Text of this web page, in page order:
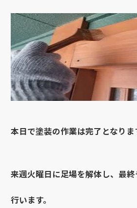
本日で塗装の作業は完了となりま
来週火曜日に足場を解体し、最
行います。